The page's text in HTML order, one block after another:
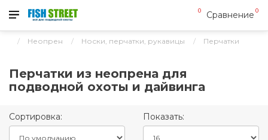
0 Сравнение 0
Неопрен Носки, перчатки, рукавицы Перчатки
Перчатки из неопрена для
подводной охоты и дайвинга
Сортировка: Показать: